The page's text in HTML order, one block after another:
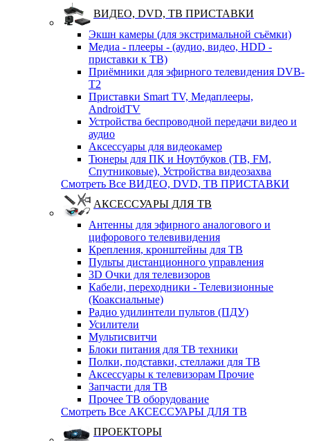
ВИДЕО, DVD, ТВ ПРИСТАВКИ
Экшн камеры (для экстримальной съёмки)
Медиа - плееры - (аудио, видео, HDD -
приставки к ТВ)
Приёмники для эфирного телевидения DVB-
T2
Приставки Smart TV, Медаплееры,
AndroidTV
Устройства беспроводной передачи видео и
аудио
Аксессуары для видеокамер
Тюнеры для ПК и Ноутбуков (ТВ, FM,
Спутниковые), Устройства видеозахва
Смотреть Все ВИДЕО, DVD, ТВ ПРИСТАВКИ
АКСЕССУАРЫ ДЛЯ ТВ
Антенны для эфирного аналогового и
цифорового телевивидения
Крепления, кронштейны для ТВ
Пульты дистанционного управления
3D Очки для телевизоров
Кабели, переходники - Телевизионные
(Коаксиальные)
Радио удилинтели пультов (ПДУ)
Усилители
Мультисвитчи
Блоки питания для ТВ техники
Полки, подставки, стеллажи для ТВ
Аксессуары к телевизорам Прочие
Запчасти для ТВ
Прочее ТВ оборудование
Смотреть Все АКСЕССУАРЫ ДЛЯ ТВ
ПРОЕКТОРЫ